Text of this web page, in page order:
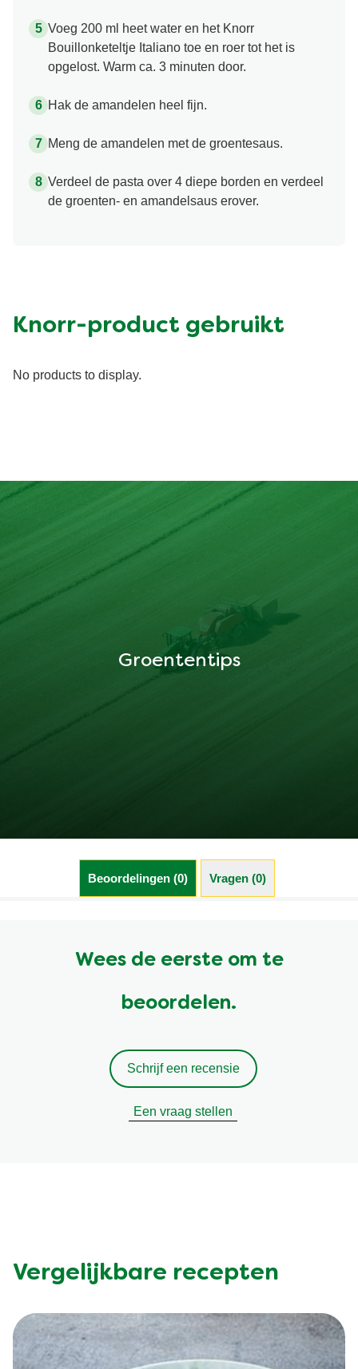
Voeg 200 ml heet water en het Knorr
Bouillonketeltje Italiano toe en roer tot het is
opgelost. Warm ca. 3 minuten door.
Hak de amandelen heel fijn.
Meng de amandelen met de groentesaus.
Verdeel de pasta over 4 diepe borden en verdeel
de groenten- en amandelsaus erover.
Knorr-product gebruikt
No products to display.
Groententips
Beoordelingen (0) Vragen (0)
Wees de eerste om te
beoordelen.
Schrijf een recensie
Een vraag stellen
Vergelijkbare recepten